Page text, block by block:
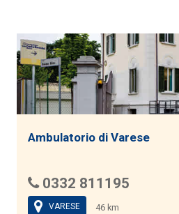
Ambulatorio di Varese
0332 811195
VARESE 46 km